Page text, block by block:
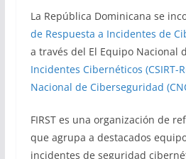
La República Dominicana se
de Respuesta a Incidentes de
a través del El Equipo Nacional
Incidentes Cibernéticos (CSIRT-
Nacional de Ciberseguridad
FIRST es una organización de
que agrupa a destacados
incidentes de seguridad